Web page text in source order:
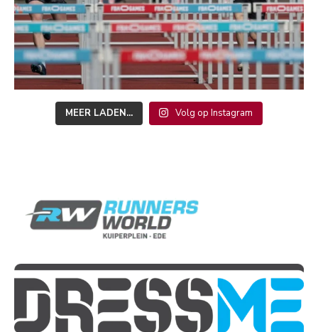
MEER LADEN... Volg op Instagram